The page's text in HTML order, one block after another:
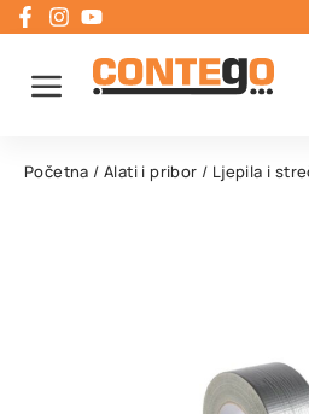
Početna /Alati i pribor / Ljepila i